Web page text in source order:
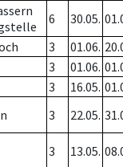
6 30.05.
3 01.06.
3 01.06.
3 16.05.
3 22.05.
3 13.05.